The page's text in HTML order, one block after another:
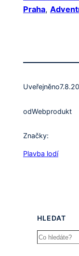
Praha,
Uveřejněno
odWebprodukt
Značky:
Plavba lodí
HLEDAT
Search